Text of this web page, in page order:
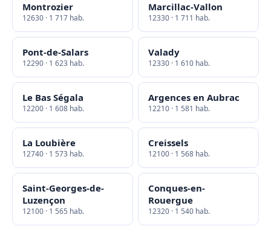
Montrozier
12630 · 1 717 hab.
Marcillac-Vallon
12330 · 1 711 hab.
Pont-de-Salars
12290 · 1 623 hab.
Valady
12330 · 1 610 hab.
Le Bas Ségala
12200 · 1 608 hab.
Argences en Aubrac
12210 · 1 581 hab.
La Loubière
12740 · 1 573 hab.
Creissels
12100 · 1 568 hab.
Saint-Georges-de-
Luzençon
12100 · 1 565 hab.
Conques-en-
Rouergue
12320 · 1 540 hab.